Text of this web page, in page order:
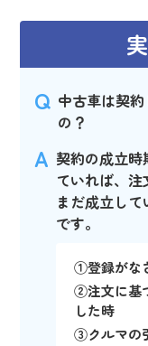
Q 中古車は契
の？
A 契約の成立時
ていれば、
まだ成立し
です。
①登録がな
②注文に基
した時
③クルマの